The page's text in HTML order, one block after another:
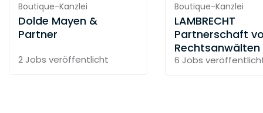
Boutique-Kanzlei
Dolde Mayen &
Partner
2 Jobs veröffentlicht
Boutique-Kanzlei
LAMBRECHT
Partnerschaft
Rechtsanwälten
6 Jobs